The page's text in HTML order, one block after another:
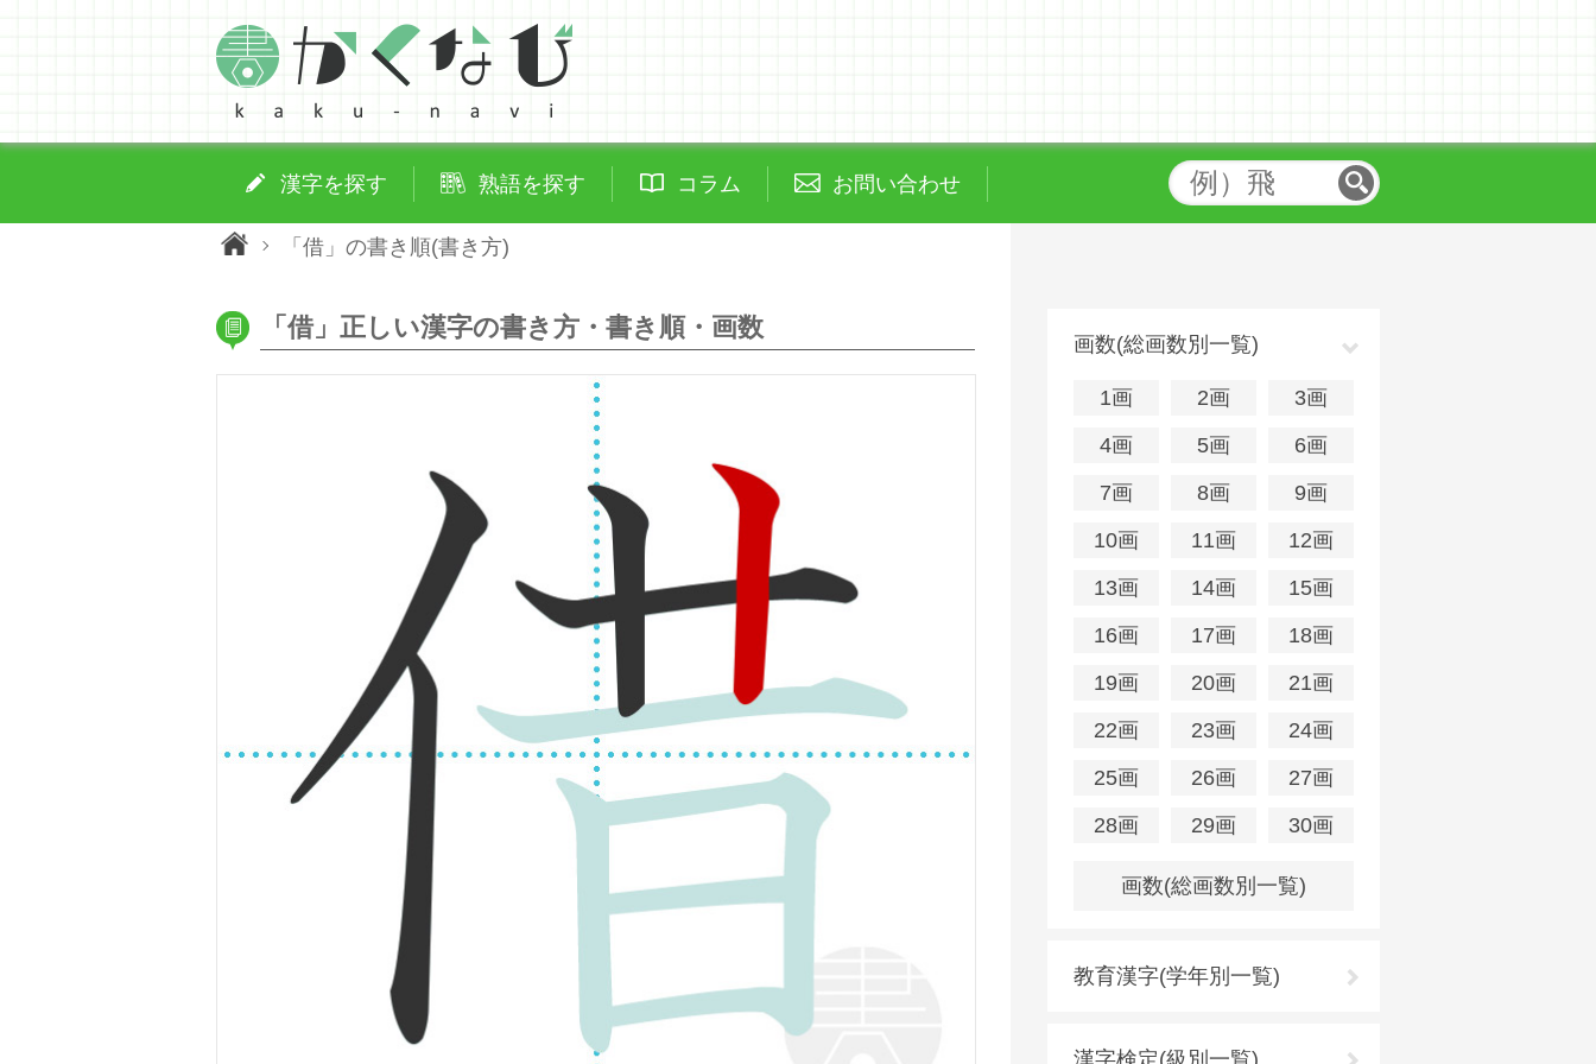
漢字を探す 熟語を探す コラム お問い合わせ
「借」の書き順(書き方)
「借」正しい漢字の書き方・書き順・画数
画数(総画数別一覧)
1画 2画
3画
4画
5画
6画
7画
8画
9画
10画
11画
12画
13画
14画
15画
16画
17画
18画
19画
20画
21画
22画
23画
24画
25画
26画
27画
28画
29画 30画
画数(総画数別一覧)
教育漢字(学年別一覧)
漢字検定(級別一覧)